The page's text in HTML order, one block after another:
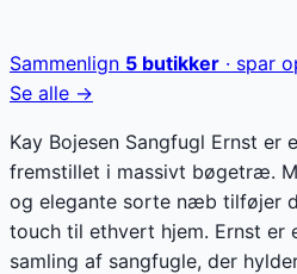
Sammenlign 5 butikker · spar
Se alle →
Kay Bojesen Sangfugl Ernst
fremstillet i massivt bøgetræ.
og elegante sorte næb tilføjer
touch til ethvert hjem. Ernst er
samling af sangfugle, der